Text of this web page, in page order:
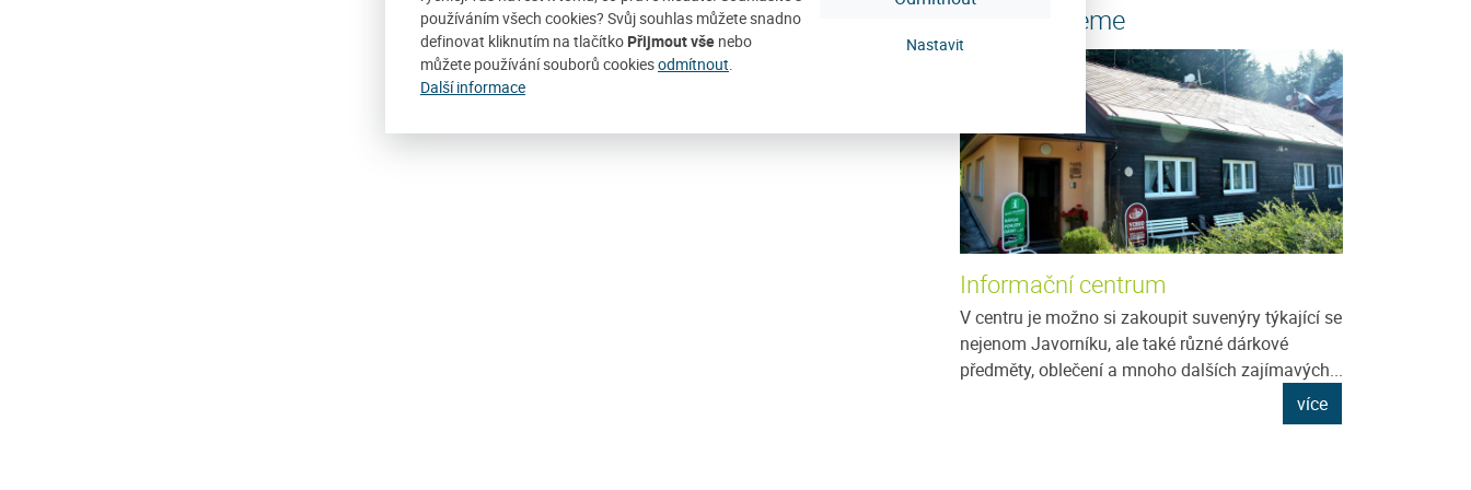
používáním všech cookies? Svůj souhlas můžete snadno
definovat kliknutím na tlačítko Přijmout vše nebo
můžete používání souborů cookiesodmítnout.
Další informace
Nastavit
Doporučujeme
Informační centrum
V centru je možno si zakoupit suvenýry týkající se
nejenom Javorníku, ale také různé dárkové
předměty, oblečení a mnoho dalších zajímavých...
více